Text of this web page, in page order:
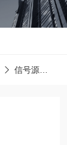
信号源